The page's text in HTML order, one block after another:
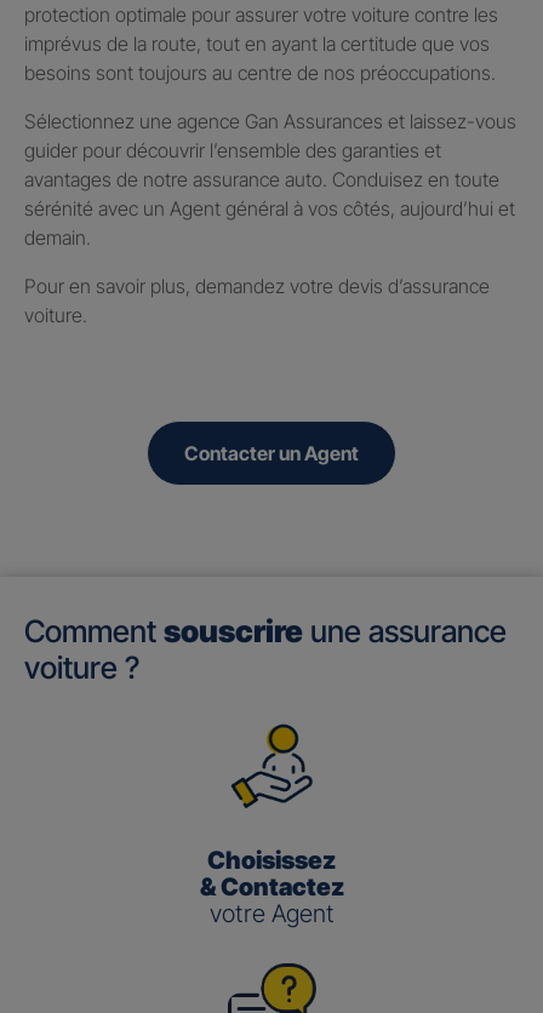
protection optimale pour assurer votre voiture contre les
imprévus de la route, tout en ayant la certitude que vos
besoins sont toujours au centre de nos préoccupations.
Sélectionnez une agence Gan Assurances et laissez-vous
guider pour découvrir l’ensemble des garanties et
avantages de notre assurance auto. Conduisez en toute
sérénité avec un Agent général à vos côtés, aujourd’hui et
demain.
Pour en savoir plus, demandez votre devis d’assurance
voiture.
Contacter un Agent
Comment souscrire une assurance
voiture ?
Choisissez
& Contactez
votre Agent